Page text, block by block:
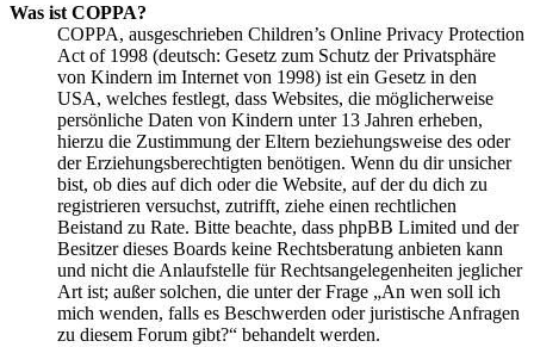
Was ist COPPA?
COPPA, ausgeschrieben Children’s Online Privacy Protection
Act of 1998 (deutsch: Gesetz zum Schutz der Privatsphäre
von Kindern im Internet von 1998) ist ein Gesetz in den
USA, welches festlegt, dass Websites, die möglicherweise
persönliche Daten von Kindern unter 13 Jahren erheben,
hierzu die Zustimmung der Eltern beziehungsweise des oder
der Erziehungsberechtigten benötigen. Wenn du dir unsicher
bist, ob dies auf dich oder die Website, auf der du dich zu
registrieren versuchst, zutrifft, ziehe einen rechtlichen
Beistand zu Rate. Bitte beachte, dass phpBB Limited und der
Besitzer dieses Boards keine Rechtsberatung anbieten kann
und nicht die Anlaufstelle für Rechtsangelegenheiten jeglicher
Art ist; außer solchen, die unter der Frage „An wen soll ich
mich wenden, falls es Beschwerden oder juristische Anfragen
zu diesem Forum gibt?“ behandelt werden.